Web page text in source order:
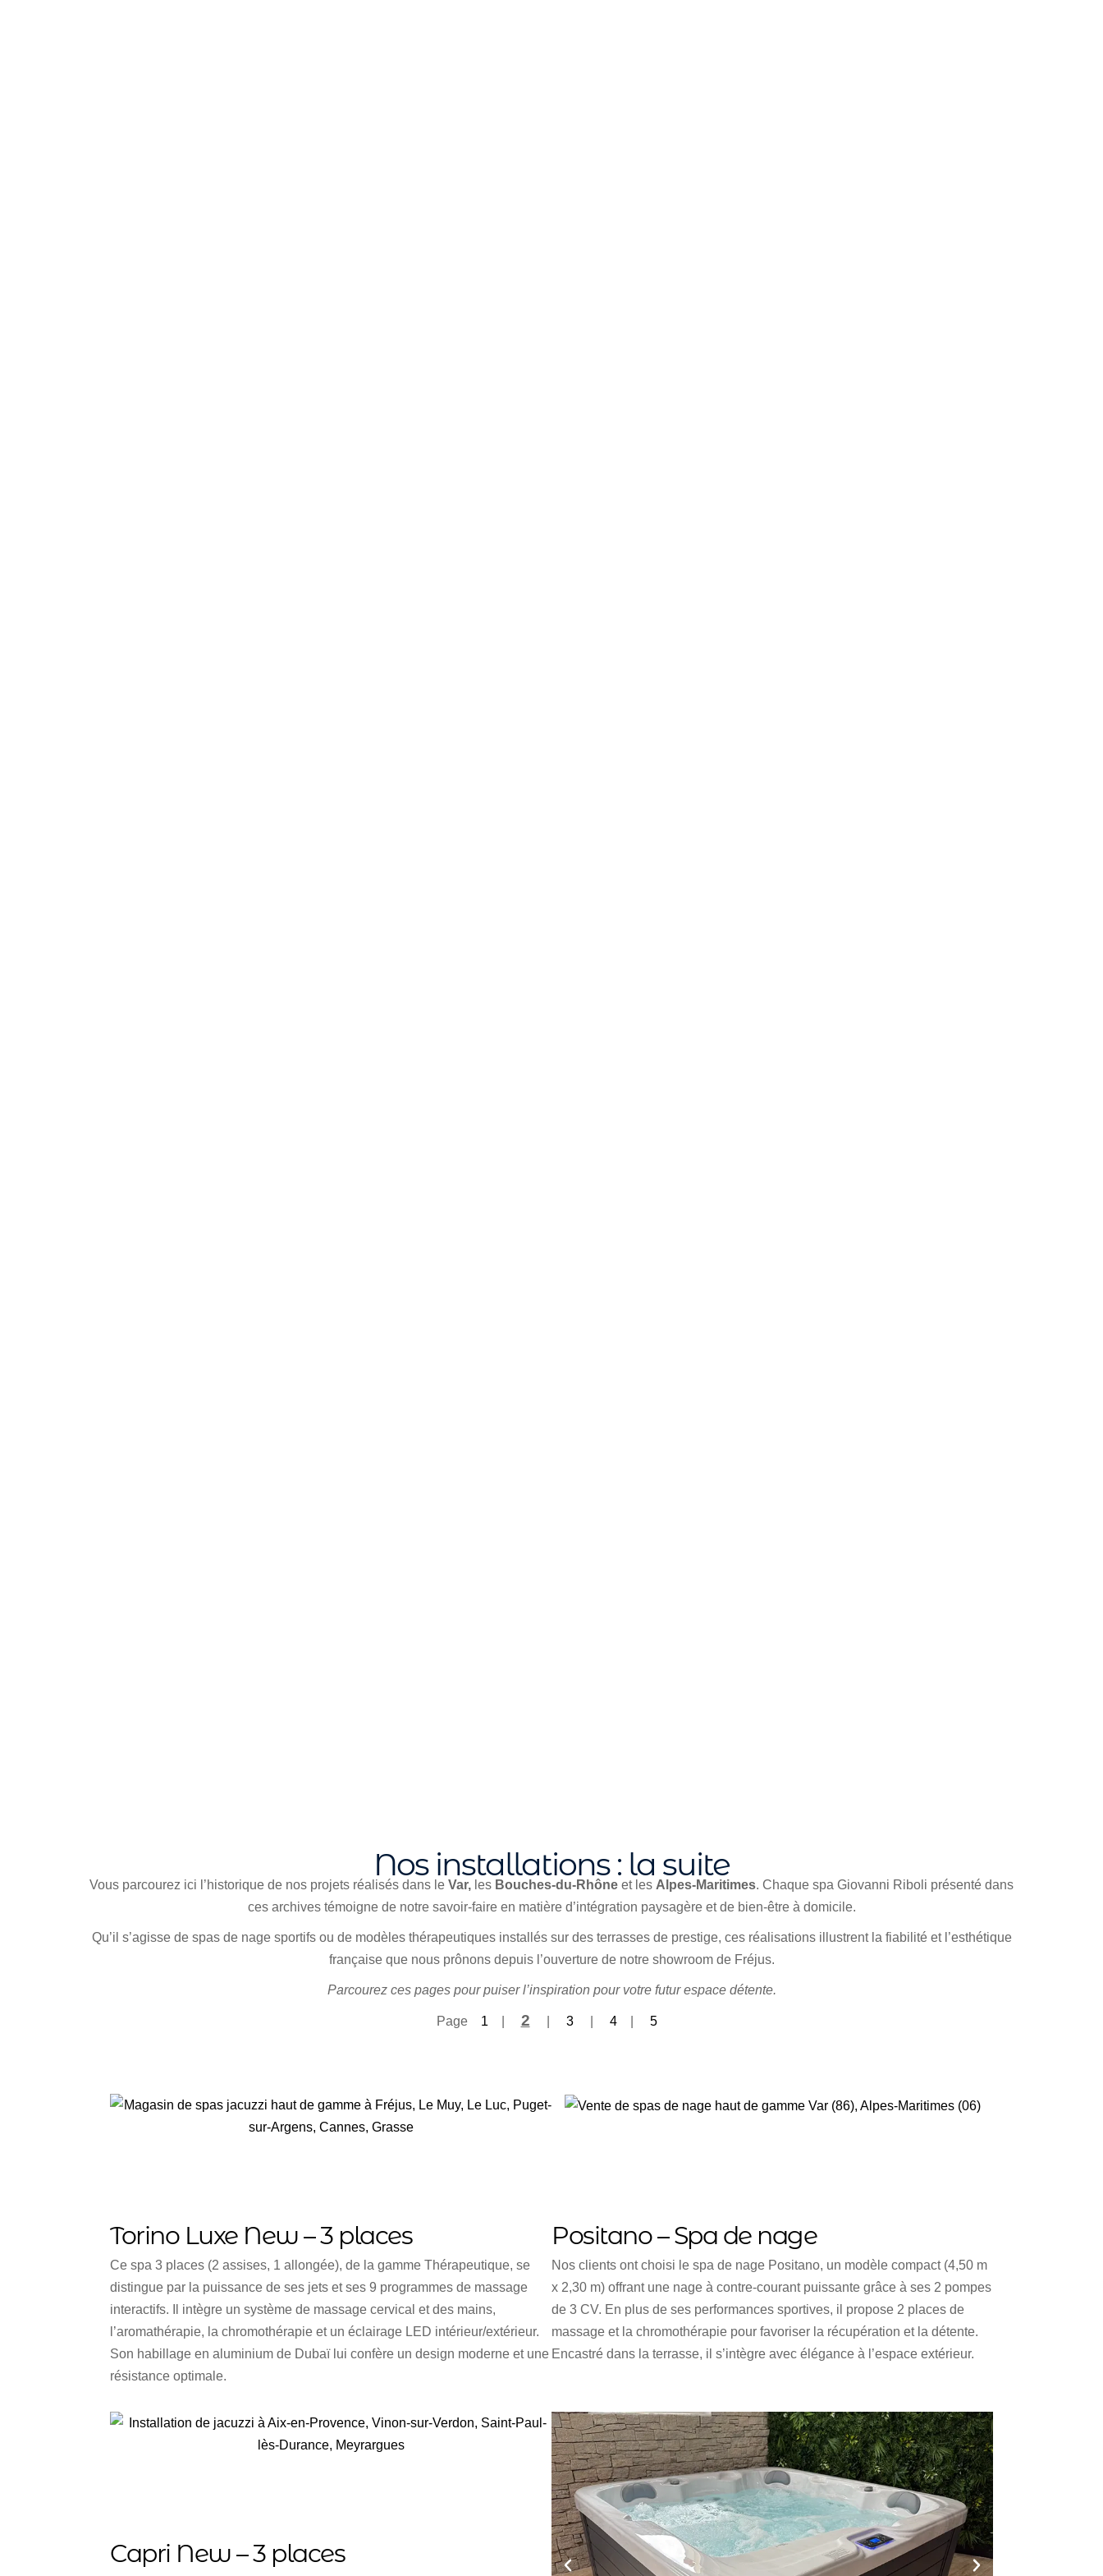
Nos installations : la suite
Vous parcourez ici l’historique de nos projets réalisés dans le Var, les Bouches-du-Rhône et les Alpes-Maritimes. Chaque spa Giovanni Riboli présenté dans
ces archives témoigne de notre savoir-faire en matière d’intégration paysagère et de bien-être à domicile.
Qu’il s’agisse de spas de nage sportifs ou de modèles thérapeutiques installés sur des terrasses de prestige, ces réalisations illustrent la fiabilité et l’esthétique
française que nous prônons depuis l’ouverture de notre showroom de Fréjus.
Parcourez ces pages pour puiser l’inspiration pour votre futur espace détente.
Page 1 2 3 4 5
Torino Luxe New – 3 places
Ce spa 3 places (2 assises, 1 allongée), de la gamme Thérapeutique, se
distingue par la puissance de ses jets et ses 9 programmes de massage
interactifs. Il intègre un système de massage cervical et des mains,
l’aromathérapie, la chromothérapie et un éclairage LED intérieur/extérieur.
Son habillage en aluminium de Dubaï lui confère un design moderne et une
résistance optimale.
Positano – Spa de nage
Nos clients ont choisi le spa de nage Positano, un modèle compact (4,50 m
x 2,30 m) offrant une nage à contre-courant puissante grâce à ses 2 pompes
de 3 CV. En plus de ses performances sportives, il propose 2 places de
massage et la chromothérapie pour favoriser la récupération et la détente.
Encastré dans la terrasse, il s’intègre avec élégance à l’espace extérieur.
Capri New – 3 places